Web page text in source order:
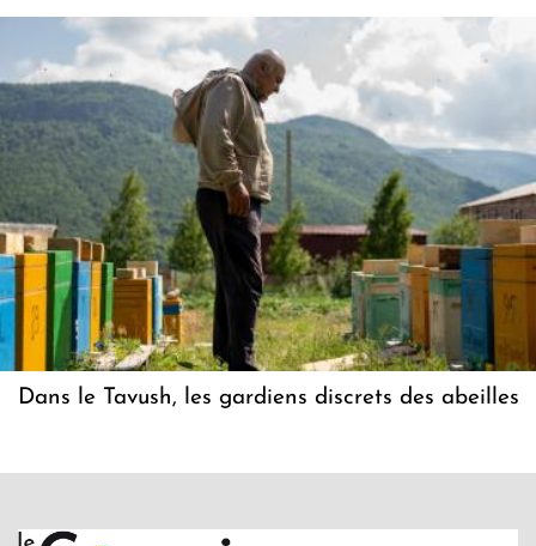
Dans le Tavush, les gardiens discrets des abeilles